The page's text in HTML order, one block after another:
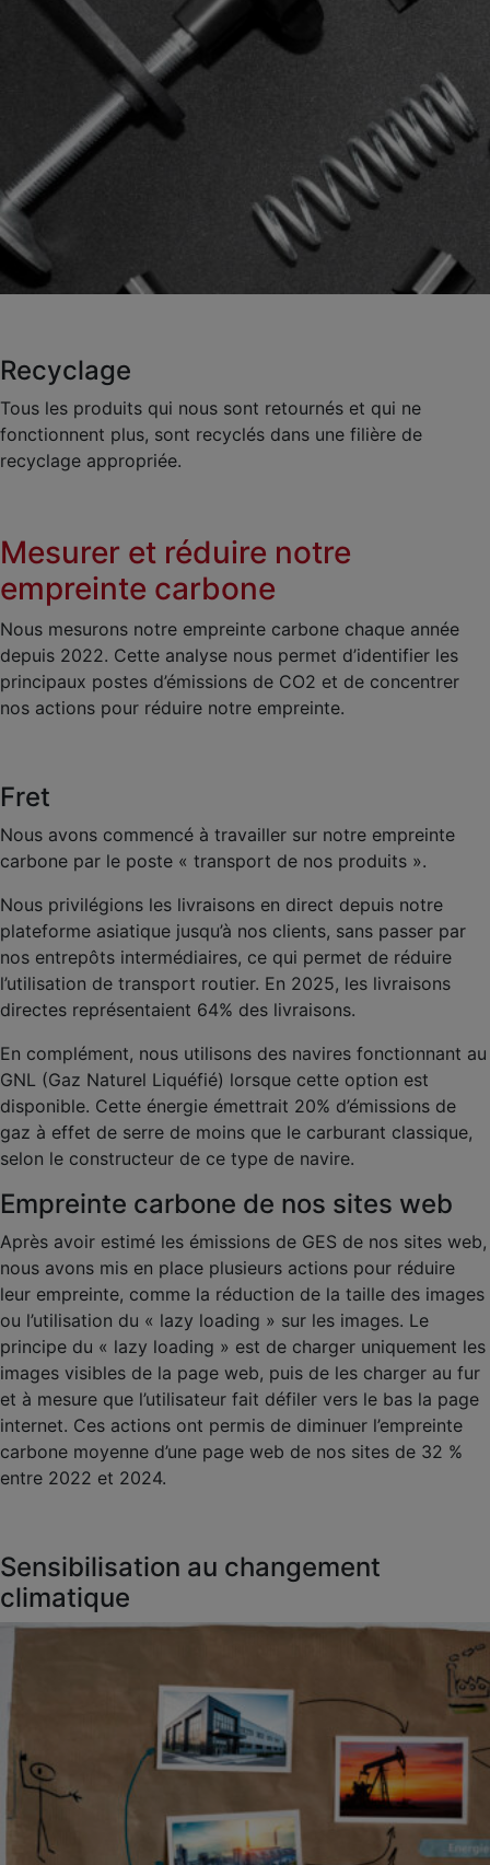
Recyclage
Tous les produits qui nous sont retournés et qui ne
fonctionnent plus, sont recyclés dans une filière de
recyclage appropriée.
Mesurer et réduire notre
empreinte carbone
Nous mesurons notre empreinte carbone chaque année
depuis 2022. Cette analyse nous permet d’identifier les
principaux postes d’émissions de CO2 et de concentrer
nos actions pour réduire notre empreinte.
Fret
Nous avons commencé à travailler sur notre empreinte
carbone par le poste « transport de nos produits ».
Nous privilégions les livraisons en direct depuis notre
plateforme asiatique jusqu’à nos clients, sans passer par
nos entrepôts intermédiaires, ce qui permet de réduire
l’utilisation de transport routier. En 2025, les livraisons
directes représentaient 64% des livraisons.
En complément, nous utilisons des navires fonctionnant au
GNL (Gaz Naturel Liquéfié) lorsque cette option est
disponible. Cette énergie émettrait 20% d’émissions de
gaz à effet de serre de moins que le carburant classique,
selon le constructeur de ce type de navire.
Empreinte carbone de nos sites web
Après avoir estimé les émissions de GES de nos sites web,
nous avons mis en place plusieurs actions pour réduire
leur empreinte, comme la réduction de la taille des images
ou l’utilisation du « lazy loading » sur les images. Le
principe du « lazy loading » est de charger uniquement les
images visibles de la page web, puis de les charger au fur
et à mesure que l’utilisateur fait défiler vers le bas la page
internet. Ces actions ont permis de diminuer l’empreinte
carbone moyenne d’une page web de nos sites de 32 %
entre 2022 et 2024.
Sensibilisation au changement
climatique